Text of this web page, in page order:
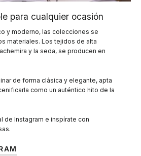
para cualquier ocasión
y moderno, las colecciones se
materiales. Los tejidos de alta
y la seda, se producen en
de forma clásica y elegante, apta
como un auténtico hito de la
de Instagram e inspírate con